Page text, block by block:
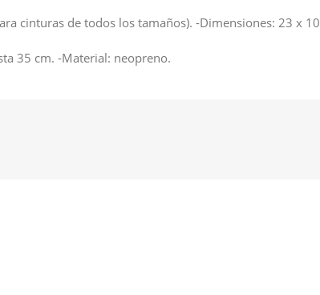
cinturas de todos los tamaños). -Dimensiones: 23 x
35 cm. -Material: neopreno.